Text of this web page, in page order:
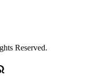
Reserved.